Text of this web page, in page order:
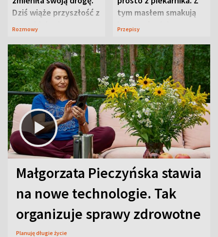
Dziś wiąże przyszłość z
neurobiologią
Rozmowy
tym masłem smakują
jeszcze lepiej
Przepisy
Małgorzata Pieczyńska stawia
na nowe technologie. Tak
organizuje sprawy zdrowotne
Planuję długie życie